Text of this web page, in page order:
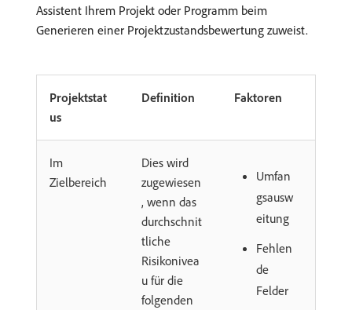
Assistent Ihrem Projekt oder Programm beim
Generieren einer Projektzustandsbewertung zuweist.
Projektstat
us
Definition Faktoren
Im
Zielbereich
Dies wird
zugewiesen
, wenn das
durchschnit
tliche
Risikonivea
u für die
folgenden
Umfan
gsausw
eitung
Fehlen
de
Felder